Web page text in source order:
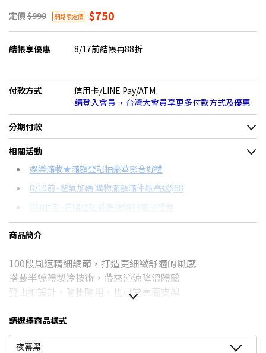
定價 $990 網路限定價 $750
結帳享優惠 8/17前結帳再88折
付款方式
信用卡/LINE Pay/ATM
請登入會員 ，台灣大會員享更多付款方式及優惠
分期付款
＊實際可分期數、適用利率，請以購物車顯示為主
信用卡分期
分期數
24期
每期金額
$34
配合銀行/業者
18家銀行/業者
相關活動
娛樂滿載★滿額登記抽豪華影音好禮
8/10前~爸氣加碼 購物滿額滿件最高送$68
8月限定~首購登記最高領$888電子禮券
台灣大哥大Open Possible聯名卡滿額最高回饋25%
DC與AC風扇有什麼不同？→點我看達人教你買
商品簡介
100段風速精細調節，打造更細緻舒適的風感
搭載半導體製冷技術，帶來沁涼降溫體驗
登山扣設計，隨掛隨用，也可當桌面支架
請選擇商品樣式
夜幕黑